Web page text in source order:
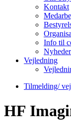
Kontakt
Info til
Nyheder
Vejledning
Tilmelding/
HF